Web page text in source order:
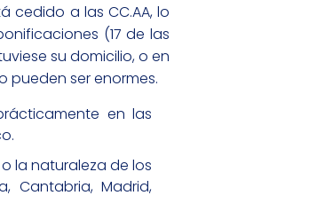
cedido a las CC.AA, lo
(17 de las
su domicilio, o en
pueden ser enormes.
en las
la naturaleza de los
Cantabria, Madrid,